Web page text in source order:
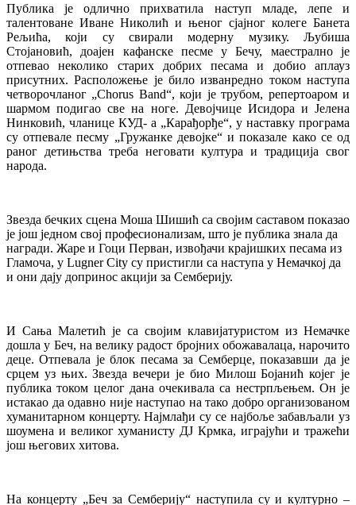
Публика је одлично прихватила наступ младе, лепе и
талентоване Иване Николић и њеног сјајног колеге Банета
Рељића, који су свирали модерну музику. Љубиша
Стојановић, доајен кафанске песме у Бечу, маестрално је
отпевао неколико старих добрих песама и добио аплауз
присутних. Расположење је било изванредно током наступа
четворочланог „Chorus Band“, који је трубом, репертоаром и
шармом подигао све на ноге. Девојчице Исидора и Јелена
Нинковић, чланице КУД- а „Карађорђе“, у наставку програма
су отпевале песму „Гружанке девојке“ и показале како се од
раног детињства треба неговати култура и традиција свог
народа.
Звезда бечких сцена Моша Шишић са својим саставом показао
је још једном свој професионализам, што је публика знала да
награди. Жаре и Гоци Перван, извођачи крајишких песама из
Гламоча, у Lugner City су пристигли са наступа у Немачкој да
и они дају допринос акцији за Семберију.
И Сања Малетић је са својим клавијатуристом из Немачке
дошла у Беч, на велику радост бројних обожавалаца, нарочито
деце. Отпевала је блок песама за Семберце, показавши да је
срцем уз њих. Звезда вечери је био Милош Бојанић којег је
публика током целог дана очекивала са нестрпљењем. Он је
истакао да одавно није наступао на тако добро организованом
хуманитарном концерту. Најмлађи су се најбоље забављали уз
шоумена и великог хуманисту ДЈ Крмка, играјући и тражећи
још његових хитова.
На концерту „Беч за Семберију“ наступила су и културно –